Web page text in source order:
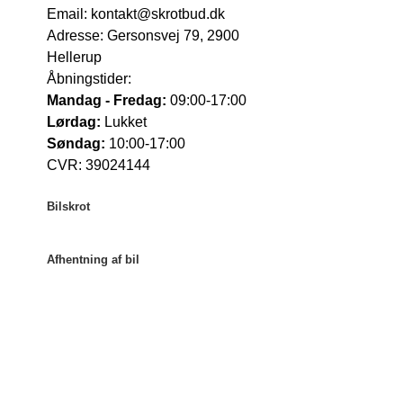
Email: kontakt@skrotbud.dk
Adresse:Gersonsvej 79, 2900
Hellerup
Åbningstider:
Mandag - Fredag: 09:00-17:00
Lørdag: Lukket
Søndag: 10:00-17:00
CVR: 39024144
Bilskrot
Bilskrot Aarhus
Afhentning af bil